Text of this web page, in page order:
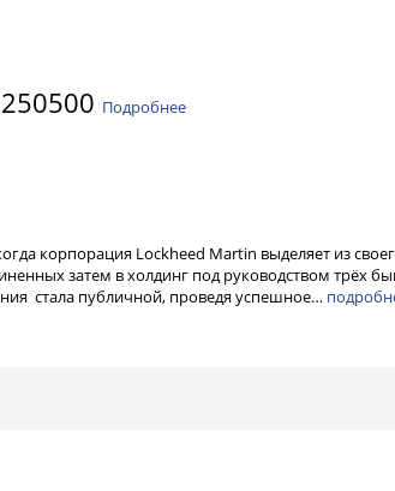
Подробнее
корпорация Lockheed Martin выделяет из
затем в холдинг под руководством трёх
стала публичной, проведя успешное…